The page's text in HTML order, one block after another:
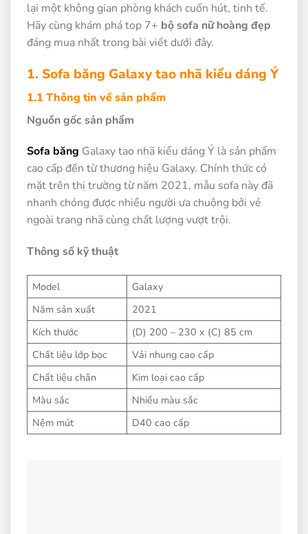
lại một không gian phòng khách cuốn hút, tinh tế.
Hãy cùng khám phá top 7+ bộ sofa nữ hoàng đẹp
đáng mua nhất trong bài viết dưới đây.
1. Sofa băng Galaxy tao nhã kiểu dáng Ý
1.1 Thông tin về sản phẩm
Nguồn gốc sản phẩm
Sofa băng Galaxy tao nhã kiểu dáng Ý là sản phẩm
cao cấp đến từ thương hiệu Galaxy. Chính thức có
mặt trên thị trường từ năm 2021, mẫu sofa này đã
nhanh chóng được nhiều người ưa chuộng bởi vẻ
ngoài trang nhã cùng chất lượng vượt trội.
Thông số kỹ thuật
Model
Galaxy
Năm sản xuất
2021
Kích thước
(D) 200 – 230 x (C) 85 cm
Chất liệu lớp bọc
Vải nhung cao cấp
Chất liệu chân
Kim loại cao cấp
Màu sắc
Nhiều màu sắc
Nệm mút
D40 cao cấp